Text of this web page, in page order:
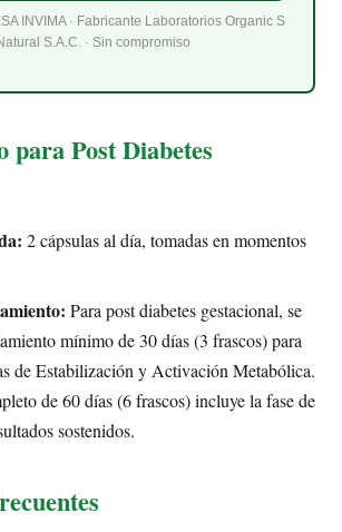
INVIMA · Fabricante Laboratorios Organic S
S.A.C. · Sin compromiso
para Post Diabetes
2 cápsulas al día, tomadas en momentos
Para post diabetes gestacional, se
mínimo de 30 días (3 frascos) para
de Estabilización y Activación Metabólica.
de 60 días (6 frascos) incluye la fase de
sostenidos.